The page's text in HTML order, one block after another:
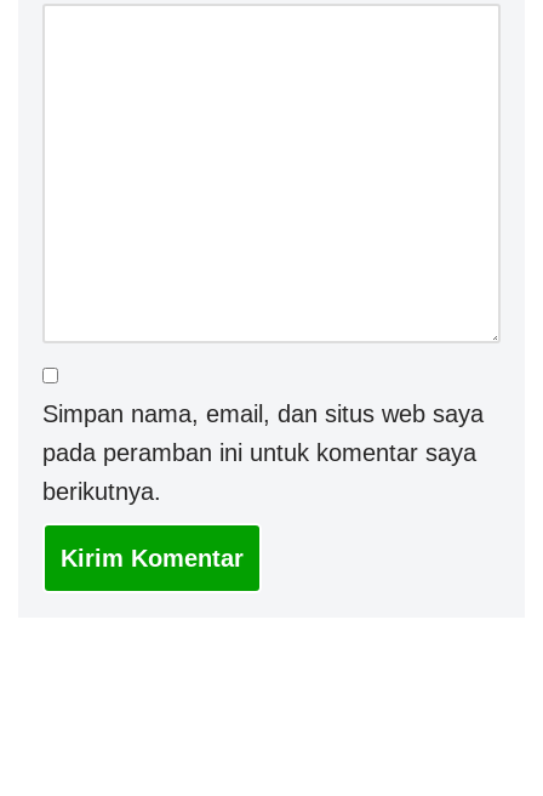
Simpan nama, email, dan situs web saya
pada peramban ini untuk komentar saya
berikutnya.